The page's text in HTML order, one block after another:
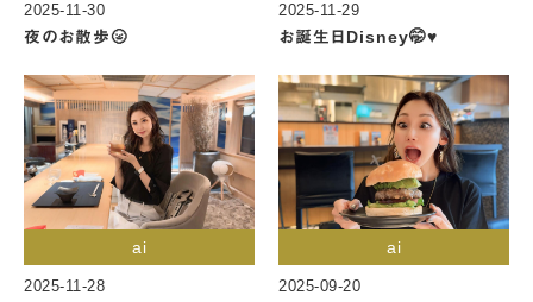
2025-11-30
夜のお散歩🌝
2025-11-29
お誕生日Disney🤭♥️
ai
2025-11-28
ai
2025-09-20